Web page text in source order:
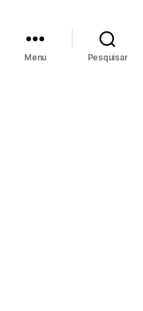
Menu Pesquisar